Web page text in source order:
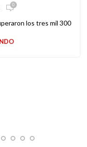
0
los tres mil 300